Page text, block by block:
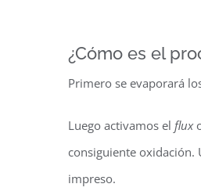
¿Cómo es el
Primero se evaporará
Luego activamos el flux
consiguiente oxidación.
impreso.